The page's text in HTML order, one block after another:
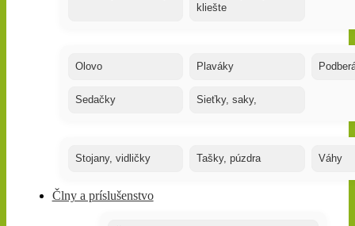
kliešte
Olovo Plaváky
Sedačky Sieťky, saky,
Stojany, vidličky Tašky, púzdra Váhy
Člny a príslušenstvo